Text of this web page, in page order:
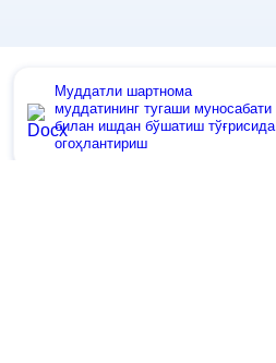
Муддатли шартнома
муддатининг тугаши муносабати
билан ишдан бўшатиш тўғрисида
огоҳлантириш